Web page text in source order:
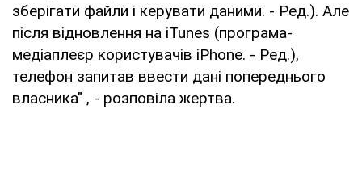
зберігати файли і керувати даними. - Ред.). Але
після відновлення на iTunes (програма-
медіаплеєр користувачів iPhone. - Ред.),
телефон запитав ввести дані попереднього
власника" , - розповіла жертва.